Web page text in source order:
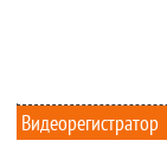
Видеорегистратор